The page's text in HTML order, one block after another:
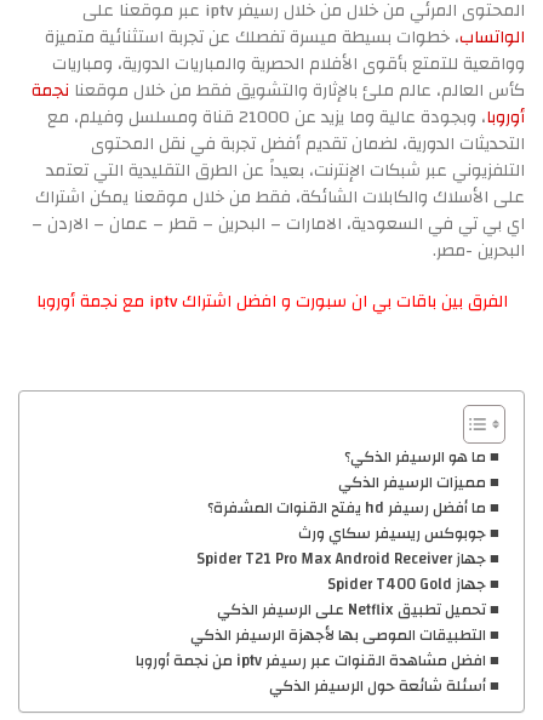
المحتوى المرئي من خلال من خلال رسيفر iptv عبر موقعنا على
الواتساب، خطوات بسيطة ميسرة تفصلك عن تجربة استثنائية متميزة
وواقعية للتمتع بأقوى الأفلام الحصرية والمباريات الدورية، ومباريات
كأس العالم، عالم ملئ بالإثارة والتشويق فقط من خلال موقعنا نجمة
أوروبا
، وبجودة عالية وما يزيد عن 21000 قناة ومسلسل وفيلم، مع
التحديثات الدورية، لضمان تقديم أفضل تجربة في نقل المحتوى
التلفزيوني عبر شبكات الإنترنت، بعيداً عن الطرق التقليدية التي تعتمد
على الأسلاك والكابلات الشائكة، فقط من خلال موقعنا يمكن اشتراك
اي بي تي في السعودية، الامارات – البحرين – قطر – عمان – الاردن –
البحرين -مصر.
الفرق بين باقات بي ان سبورت و افضل اشتراك iptv مع نجمة أوروبا
ما هو الرسيفر الذكي؟
مميزات الرسيفر الذكي
ما أفضل رسيفر hd يفتح القنوات المشفرة؟
جوبوكس ريسيفر سكاي ورث
جهاز Spider T21 Pro Max Android Receiver
جهاز Spider T400 Gold
تحميل تطبيق Netflix على الرسيفر الذكي
التطبيقات الموصى بها لأجهزة الرسيفر الذكي
افضل مشاهدة القنوات عبر رسيفر iptv من نجمة أوروبا
أسئلة شائعة حول الرسيفر الذكي